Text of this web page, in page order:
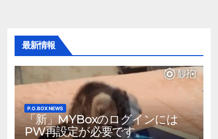
最新情報
P.O.BOX NEWS
「新」MYBoxのログインには
PW再設定が必要です。